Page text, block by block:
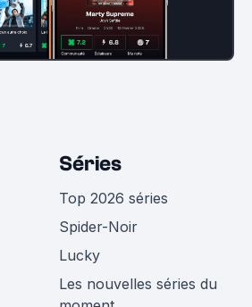
Séries
Top 2026 séries
Spider-Noir
Lucky
Les nouvelles séries du